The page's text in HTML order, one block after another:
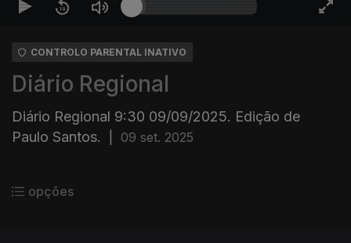
CONTROLO PARENTAL INATIVO
Diário Regional
Diário Regional 9:30 09/09/2025. Edição de
Paulo Santos.
09 set. 2025
opções